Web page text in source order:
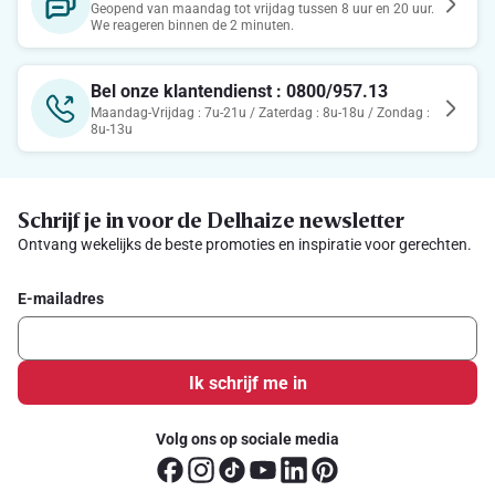
Geopend van maandag tot vrijdag tussen 8 uur en 20 uur.
We reageren binnen de 2 minuten.
Bel onze klantendienst : 0800/957.13
Maandag-Vrijdag : 7u-21u / Zaterdag : 8u-18u / Zondag :
8u-13u
Schrijf je in voor de Delhaize newsletter
Ontvang wekelijks de beste promoties en inspiratie voor gerechten.
E-mailadres
Ik schrijf me in
Volg ons op sociale media